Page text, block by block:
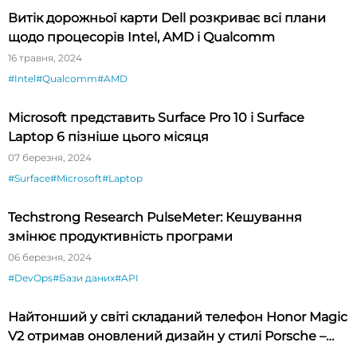
Витік дорожньої карти Dell розкриває всі плани
щодо процесорів Intel, AMD і Qualcomm
16 травня, 2024
#Intel#Qualcomm#AMD
Microsoft представить Surface Pro 10 і Surface
Laptop 6 пізніше цього місяця
07 березня, 2024
#Surface#Microsoft#Laptop
Techstrong Research PulseMeter: Кешування
змінює продуктивність програми
06 березня, 2024
#DevOps#Бази даних#API
Найтонший у світі складаний телефон Honor Magic
V2 отримав оновлений дизайн у стилі Porsche –